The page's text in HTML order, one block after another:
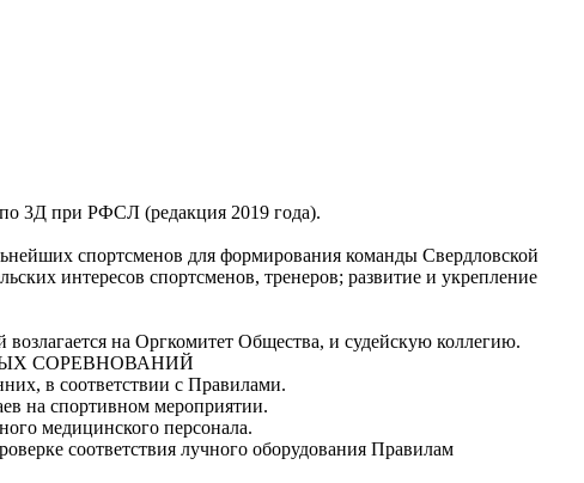
по 3Д при РФСЛ (редакция 2019 года).
спортсменов для формирования команды Свердловской
интересов спортсменов, тренеров; развитие и укрепление
на Оргкомитет Общества, и судейскую коллегию.
СОРЕВНОВАНИЙ
в соответствии с Правилами.
на спортивном мероприятии.
медицинского персонала.
соответствия лучного оборудования Правилам